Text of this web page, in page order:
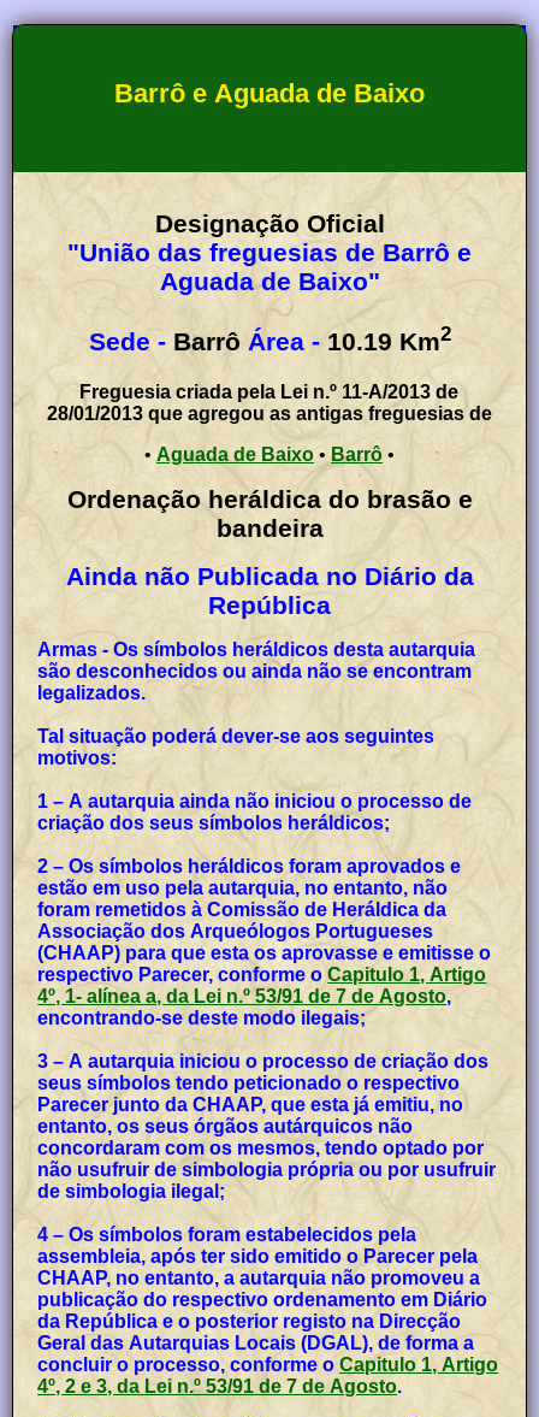
Barrô e Aguada de Baixo
Designação Oficial
"União das freguesias de Barrô e
Aguada de Baixo"
Sede - Barrô Área - 10.19 Km2
Freguesia criada pela Lei n.º 11-A/2013 de
28/01/2013 que agregou as antigas freguesias de
• Aguada de Baixo• Barrô •
Ordenação heráldica do brasão e
bandeira
Ainda não Publicada no Diário da
República
Armas - Os símbolos heráldicos desta autarquia
são desconhecidos ou ainda não se encontram
legalizados.
Tal situação poderá dever-se aos seguintes
motivos:
1 – A autarquia ainda não iniciou o processo de
criação dos seus símbolos heráldicos;
2 – Os símbolos heráldicos foram aprovados e
estão em uso pela autarquia, no entanto, não
foram remetidos à Comissão de Heráldica da
Associação dos Arqueólogos Portugueses
(CHAAP) para que esta os aprovasse e emitisse o
respectivo Parecer, conforme oCapitulo 1, Artigo
4º, 1- alínea a, da Lei n.º 53/91 de 7 de Agosto,
encontrando-se deste modo ilegais;
3 – A autarquia iniciou o processo de criação dos
seus símbolos tendo peticionado o respectivo
Parecer junto da CHAAP, que esta já emitiu, no
entanto, os seus órgãos autárquicos não
concordaram com os mesmos, tendo optado por
não usufruir de simbologia própria ou por usufruir
de simbologia ilegal;
4 – Os símbolos foram estabelecidos pela
assembleia, após ter sido emitido o Parecer pela
CHAAP, no entanto, a autarquia não promoveu a
publicação do respectivo ordenamento em Diário
da República e o posterior registo na Direcção
Geral das Autarquias Locais (DGAL), de forma a
concluir o processo, conforme oCapitulo 1, Artigo
4º, 2 e 3, da Lei n.º 53/91 de 7 de Agosto.